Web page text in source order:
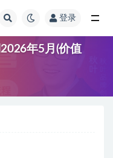
登录
年5月(价值